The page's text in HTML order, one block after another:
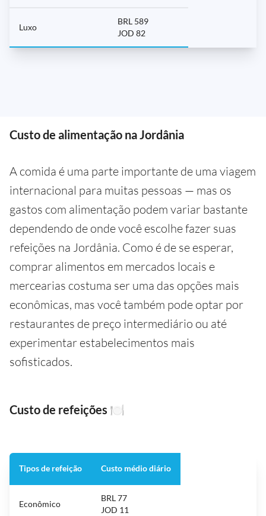
Luxo
BRL 589
JOD 82
Custo de alimentação na Jordânia
A comida é uma parte importante de uma viagem
internacional para muitas pessoas — mas os
gastos com alimentação podem variar bastante
dependendo de onde você escolhe fazer suas
refeições na Jordânia. Como é de se esperar,
comprar alimentos em mercados locais e
mercearias costuma ser uma das opções mais
econômicas, mas você também pode optar por
restaurantes de preço intermediário ou até
experimentar estabelecimentos mais
sofisticados.
Custo de refeições 🍽️
Tipos de refeição Custo médio diário
Econômico
BRL 77
JOD 11